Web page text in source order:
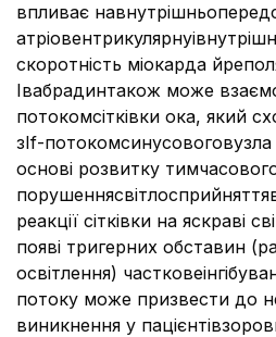
впливає
скоротність міокарда
Івабрадинтакож може
потокомсітківки ока, який
зІf-
основі розвитку
реакції сітківки на яскраві
появі тригерних обставин
освітлення)
потоку може призвести до
виникнення у